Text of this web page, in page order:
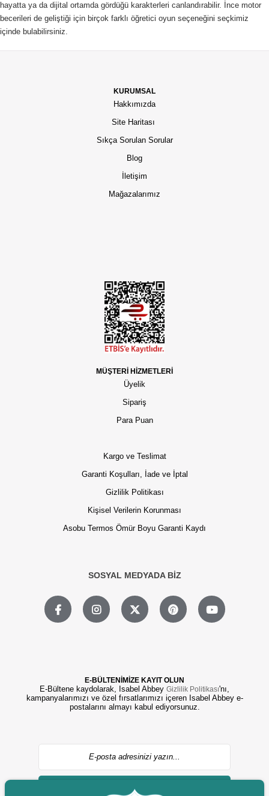
hayatta ya da dijital ortamda gördüğü karakterleri canlandırabilir. İnce motor
becerileri de geliştiği için birçok farklı öğretici oyun seçeneğini seçkimiz
içinde bulabilirsiniz.
KURUMSAL
Hakkımızda
Site Haritası
Sıkça Sorulan Sorular
Blog
İletişim
Mağazalarımız
MÜŞTERİ HİZMETLERİ
Üyelik
Sipariş
Para Puan
Kargo ve Teslimat
Garanti Koşulları, İade ve İptal
Gizlilik Politikası
Kişisel Verilerin Korunması
Asobu Termos Ömür Boyu Garanti Kaydı
SOSYAL MEDYADA BİZ
E-BÜLTENİMİZE KAYIT OLUN
E-Bültene kaydolarak, Isabel Abbey Gizlilik Politikası'nı,
kampanyalarımızı ve özel fırsatlarımızı içeren Isabel Abbey e-
postalarını almayı kabul ediyorsunuz.
GÖNDER